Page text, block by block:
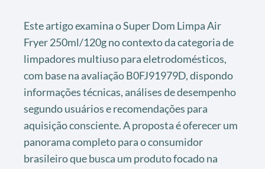
Este artigo examina o Super Dom Limpa Air
Fryer 250ml/120g no contexto da categoria de
limpadores multiuso para eletrodomésticos,
com base na avaliação B0FJ91979D, dispondo
informações técnicas, análises de desempenho
segundo usuários e recomendações para
aquisição consciente. A proposta é oferecer um
panorama completo para o consumidor
brasileiro que busca um produto focado na